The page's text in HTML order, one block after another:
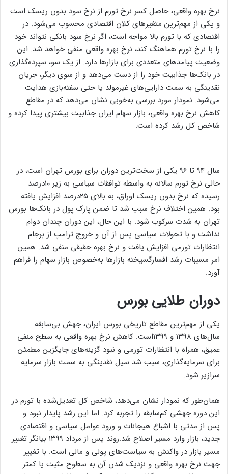
نرخ بهره واقعی، حاصل کسر نرخ تورم از نرخ سود بدون ریسک است
و یکی از مهم‌ترین متغیرهای کلان اقتصادی محسوب می‌شود. در
اقتصادی که با تورم بالا مواجه است، اگر نرخ سود بانکی نتواند خود
را با نرخ تورم هماهنگ کند، نرخ بهره واقعی منفی خواهد شد. این
وضعیت پیامدهای متعددی برای بازارها دارد. از یک سو، سپرده‌گذاری
در بانک‌ها جذابیت خود را از دست می‌دهد و از سوی دیگر، جریان
نقدینگی به سمت دارایی‌های غیرمولد یا حتی سفته‌بازی هدایت
می‌شود. نمودار مورد بررسی به‌خوبی نشان می‌دهد که در مقاطع
کاهش نرخ بهره واقعی، بازار سهام ایران جذابیت بیشتری پیدا کرده و
شاخص کل رشد کرده است.
سال ۹۴ تا ۹۶ یکی از سخت‌ترین دوران برای بورس تهران است، در
حالی نرخ تورم سالانه به واسطه توافقات سیاسی به زیر ۱۰درصد
رسیده که نرخ بدون ریسک اوراق، به بالای ۲۵درصد افزایش یافته
بود. همین اختلاف نرخ سبب شد تا ضمن پارک پول در بانک‌ها بورس
تهران به شدت سرکوب شود. با این حال، این دوران چندان دوام
نداشت و با تحولات سیاسی پس از آن و خروج ترامپ از برجام
انتظارات تورمی افزایش یافت و نرخ بهره حقیقی منفی شد. همین
امر مسببات رشد افسارگسیخته بازارها به‌خصوص بازار سهام را فراهم
آورد.
دوران طلایی بورس
یکی از مهم‌ترین مقاطع تاریخی بورس ایران، جهش بی‌سابقه
سال‌های ۱۳۹۸ و ۱۳۹۹است. کاهش نرخ بهره واقعی به سطح منفی
عمیق، همراه با انتظارات تورمی و نبود گزینه‌های جایگزین مطمئن
برای سرمایه‌گذاری، سبب شد سیل نقدینگی به سمت بازار سرمایه
سرازیر شود.
همان‌طور که نمودار نشان می‌دهد، شاخص کل تعدیل‌شده با تورم در
این دوره جهشی کم‌سابقه را تجربه کرد. اما این رشد پایدار نبود و
پس از مدتی با اشباع هیجانات و ورود عوامل سیاسی و اقتصادی
جدید، بازار وارد مسیر اصلاح شد.روند پس از مرداد ۱۳۹۹ بیانگر تغییر
مسیر بازار در واکنش به سیاست‌های پولی و مالی است. با تغییر
جهت نرخ بهره واقعی و نزدیک شدن آن به سطوح مثبت یا کمتر